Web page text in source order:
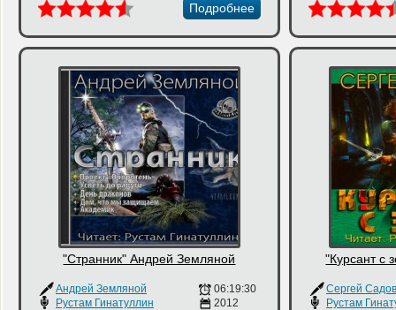
Подробнее
"Странник" Андрей Земляной
Андрей Земляной
Рустам Гинатуллин
06:19:30
2012
"Курсант с
Сергей Садов
Рустам